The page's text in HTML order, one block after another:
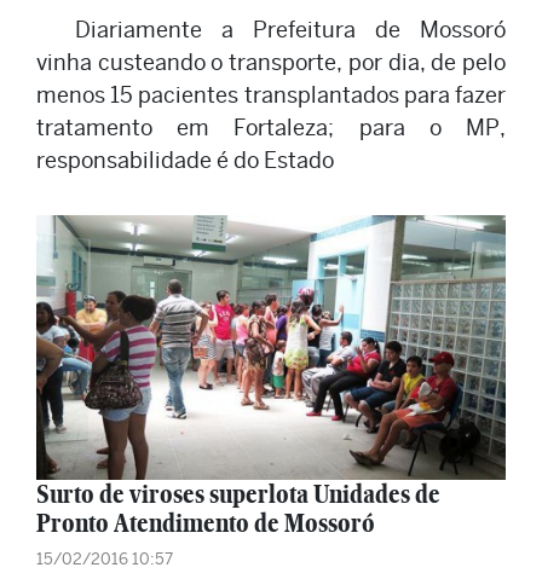
Diariamente a Prefeitura de Mossoró
vinha custeando o transporte, por dia, de pelo
menos 15 pacientes transplantados para fazer
tratamento em Fortaleza; para o MP,
responsabilidade é do Estado
Surto de viroses superlota Unidades de
Pronto Atendimento de Mossoró
15/02/2016 10:57